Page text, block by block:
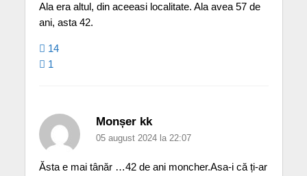
Ala era altul, din aceeasi localitate. Ala avea 57 de
ani, asta 42.
14
1
Monșer kk
05 august 2024 la 22:07
Ăsta e mai tânăr …42 de ani moncher.Asa-i că ți-ar